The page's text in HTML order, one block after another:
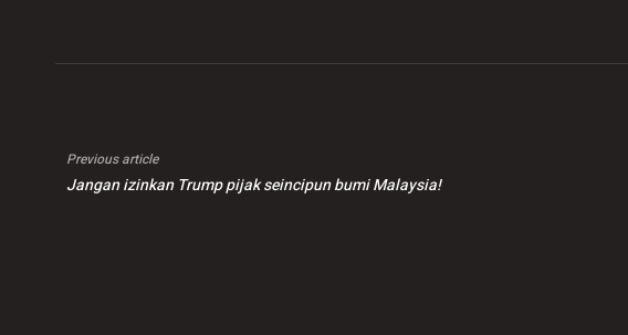
Previous article
Jangan izinkan Trump pijak seincipun bumi Malaysia!